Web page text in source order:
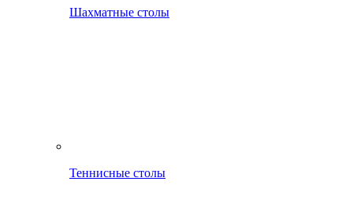
Шахматные столы
Теннисные столы